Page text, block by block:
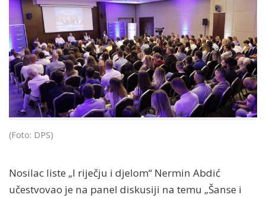
(Foto: DPS)
Nosilac liste „I riječju i djelom“ Nermin Abdić
učestvovao je na panel diskusiji na temu „Šanse i